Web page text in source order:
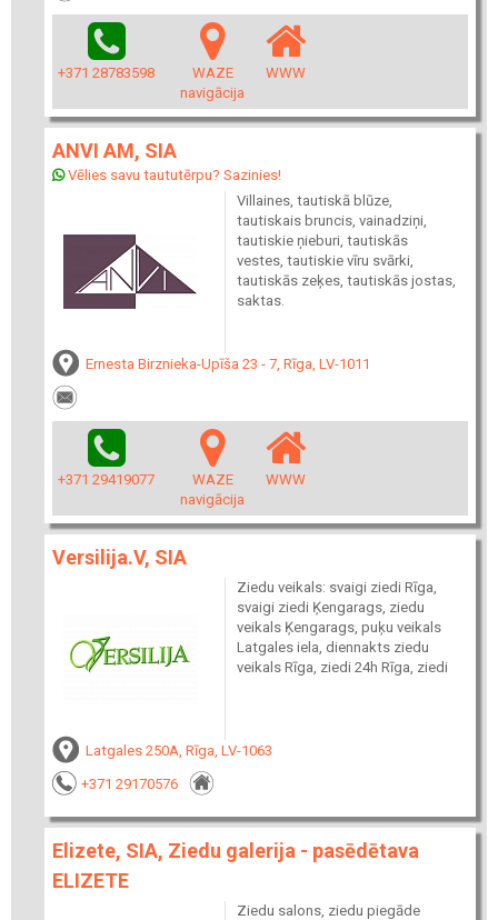
+371 28783598
WAZE
navigācija
WWW
ANVI AM, SIA
Vēlies savu taututērpu? Sazinies!
Villaines, tautiskā blūze,
tautiskais bruncis, vainadziņi,
tautiskie ņieburi, tautiskās
vestes, tautiskie vīru svārki,
tautiskās zeķes, tautiskās jostas,
saktas.
Ernesta Birznieka-Upīša 23 - 7, Rīga, LV-1011
+371 29419077
WAZE
navigācija
WWW
Versilija.V, SIA
Ziedu veikals: svaigi ziedi Rīga,
svaigi ziedi Ķengarags, ziedu
veikals Ķengarags, puķu veikals
Latgales iela, diennakts ziedu
veikals Rīga, ziedi 24h Rīga, ziedi
Latgales 250A, Rīga, LV-1063
+371 29170576
Elizete, SIA, Ziedu galerija - pasēdētava
ELIZETE
Ziedu salons, ziedu piegāde